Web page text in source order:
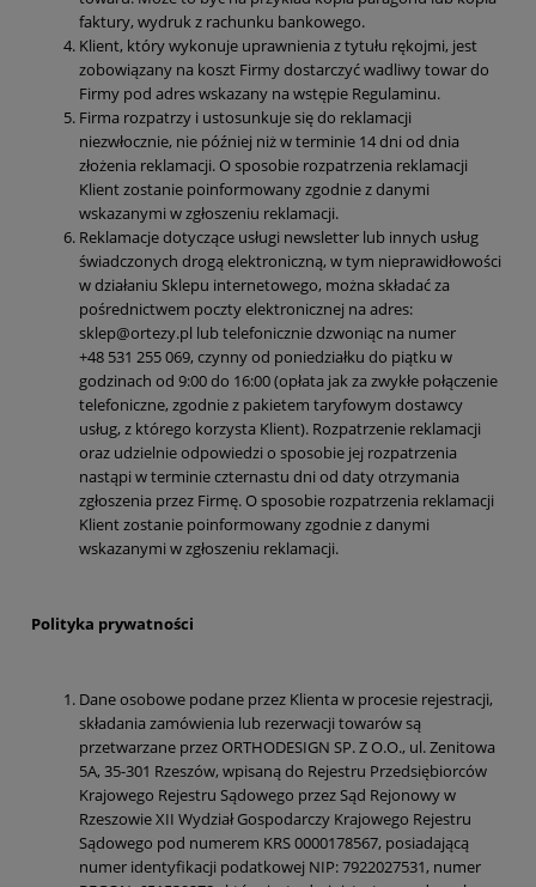
faktury, wydruk z rachunku bankowego.
Klient, który wykonuje uprawnienia z tytułu rękojmi, jest
zobowiązany na koszt Firmy dostarczyć wadliwy towar do
Firmy pod adres wskazany na wstępie Regulaminu.
Firma rozpatrzy i ustosunkuje się do reklamacji
niezwłocznie, nie później niż w terminie 14 dni od dnia
złożenia reklamacji. O sposobie rozpatrzenia reklamacji
Klient zostanie poinformowany zgodnie z danymi
wskazanymi w zgłoszeniu reklamacji.
Reklamacje dotyczące usługi newsletter lub innych usług
świadczonych drogą elektroniczną, w tym nieprawidłowości
w działaniu Sklepu internetowego, można składać za
pośrednictwem poczty elektronicznej na adres:
sklep@ortezy.pl lub telefonicznie dzwoniąc na numer
+48 531 255 069, czynny od poniedziałku do piątku w
godzinach od 9:00 do 16:00 (opłata jak za zwykłe połączenie
telefoniczne, zgodnie z pakietem taryfowym dostawcy
usług, z którego korzysta Klient). Rozpatrzenie reklamacji
oraz udzielnie odpowiedzi o sposobie jej rozpatrzenia
nastąpi w terminie czternastu dni od daty otrzymania
zgłoszenia przez Firmę. O sposobie rozpatrzenia reklamacji
Klient zostanie poinformowany zgodnie z danymi
wskazanymi w zgłoszeniu reklamacji.
Polityka prywatności
Dane osobowe podane przez Klienta w procesie rejestracji,
składania zamówienia lub rezerwacji towarów są
przetwarzane przez ORTHODESIGN SP. Z O.O., ul. Zenitowa
5A, 35-301 Rzeszów, wpisaną do Rejestru Przedsiębiorców
Krajowego Rejestru Sądowego przez Sąd Rejonowy w
Rzeszowie XII Wydział Gospodarczy Krajowego Rejestru
Sądowego pod numerem KRS 0000178567, posiadającą
numer identyfikacji podatkowej NIP: 7922027531, numer